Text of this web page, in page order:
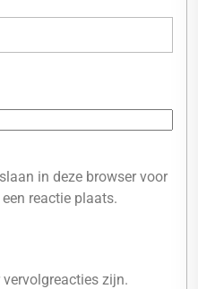
in deze browser voor
reactie plaats.
zijn.